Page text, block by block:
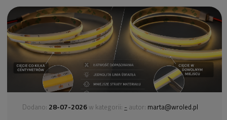
Dodano: 28-07-2026 w kategorii: - autor: marta@wroled.pl